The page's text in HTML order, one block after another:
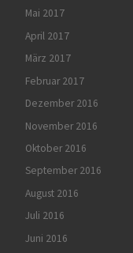
Mai 2017
April 2017
März 2017
Februar 2017
Dezember 2016
November 2016
Oktober 2016
September 2016
August 2016
Juli 2016
Juni 2016